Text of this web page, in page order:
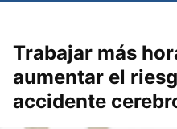
Trabajar más
aumentar el
accidente